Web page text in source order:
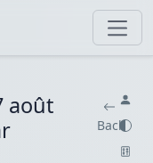
août
Back